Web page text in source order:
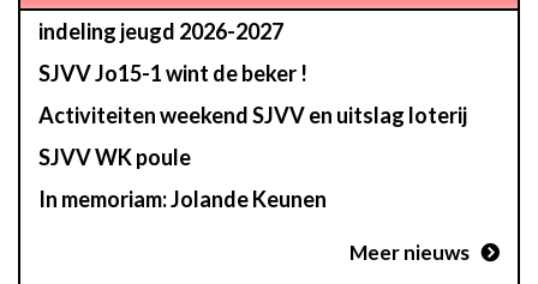
indeling jeugd 2026-2027
SJVV Jo15-1 wint de beker !
Activiteiten weekend SJVV en uitslag loterij
SJVV WK poule
In memoriam: Jolande Keunen
Meer nieuws